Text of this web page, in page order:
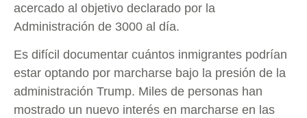
acercado al objetivo declarado por la
Administración de 3000 al día.
Es difícil documentar cuántos inmigrantes podrían
estar optando por marcharse bajo la presión de la
administración Trump. Miles de personas han
mostrado un nuevo interés en marcharse en las